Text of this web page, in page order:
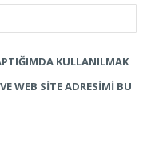
KULLANILMAK
WEB SITE ADRESIMI BU